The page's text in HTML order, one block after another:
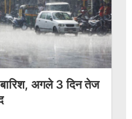
अगले 3 दिन तेज